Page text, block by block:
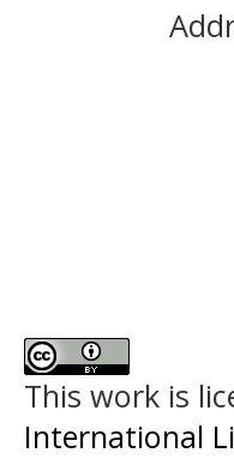
This work is
International